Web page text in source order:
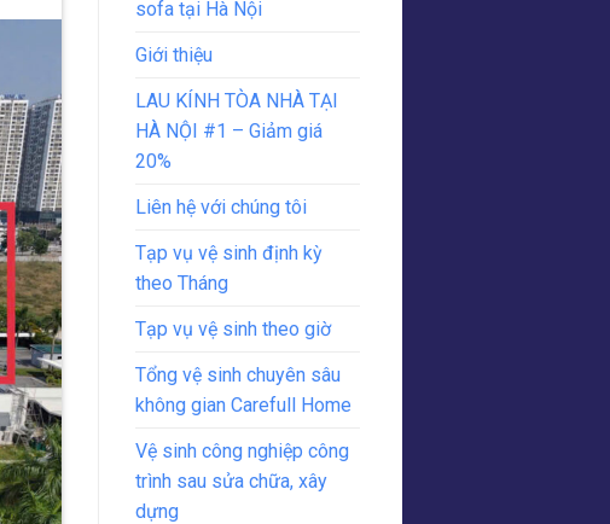
sofa tại Hà Nội
Giới thiệu
LAU KÍNH TÒA NHÀ TẠI
HÀ NỘI #1 – Giảm giá
20%
Liên hệ với chúng tôi
Tạp vụ vệ sinh định kỳ
theo Tháng
Tạp vụ vệ sinh theo giờ
Tổng vệ sinh chuyên sâu
không gian Carefull Home
Vệ sinh công nghiệp công
trình sau sửa chữa, xây
dựng